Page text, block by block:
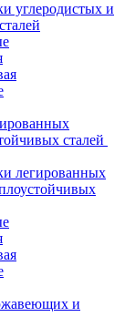
углеродистых и
сталей
легированных
и